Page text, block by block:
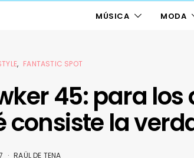
MÚSICA MODA
FANTASTIC SPOT
45: para
consiste la
RAÜL DE TENA